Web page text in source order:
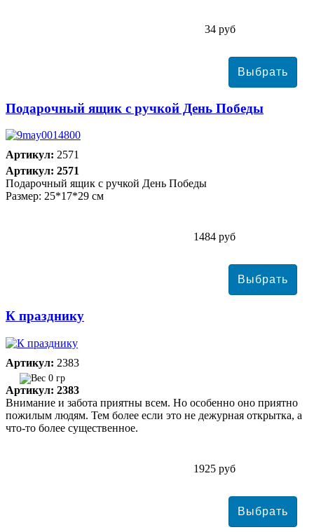
34 руб
Подарочный ящик с ручкой День Победы
Артикул: 2571
Артикул: 2571
Подарочный ящик с ручкой День Победы
Размер: 25*17*29 см
1484 руб
К празднику
Артикул: 2383
0 гр
Артикул: 2383
Внимание и забота приятны всем. Но особенно оно приятно
пожилым людям. Тем более если это не дежурная открытка, а
что-то более существенное.
1925 руб